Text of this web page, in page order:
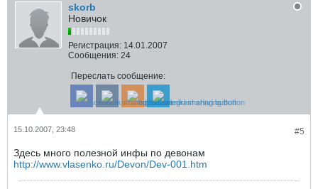
skorb
Новичок
Регистрация: 14.01.2007
Сообщения: 24
Переслать сообщение:
#5
15.10.2007, 23:48
Здесь много полезной инфы по девонам
http://www.vlasenko.ru/Devon/Dev-001.htm